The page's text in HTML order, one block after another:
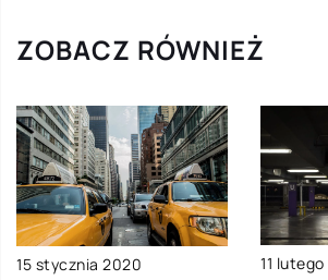
ZOBACZ RÓWNIEŻ
15 stycznia 2020 11